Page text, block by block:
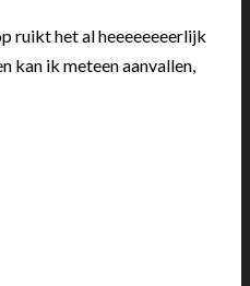
ruikt het al heeeeeeeerlijk
kan ik meteen aanvallen,